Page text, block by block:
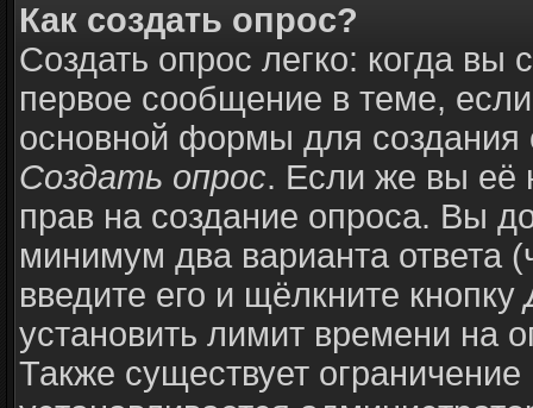
Как создать опрос?
Создать опрос легко: когда вы
первое сообщение в теме,
основной формы для
Создать опрос. Если же вы её
прав на создание опроса. Вы
минимум два варианта ответа
введите его и щёлкните кнопку
установить лимит времени на
Также существует